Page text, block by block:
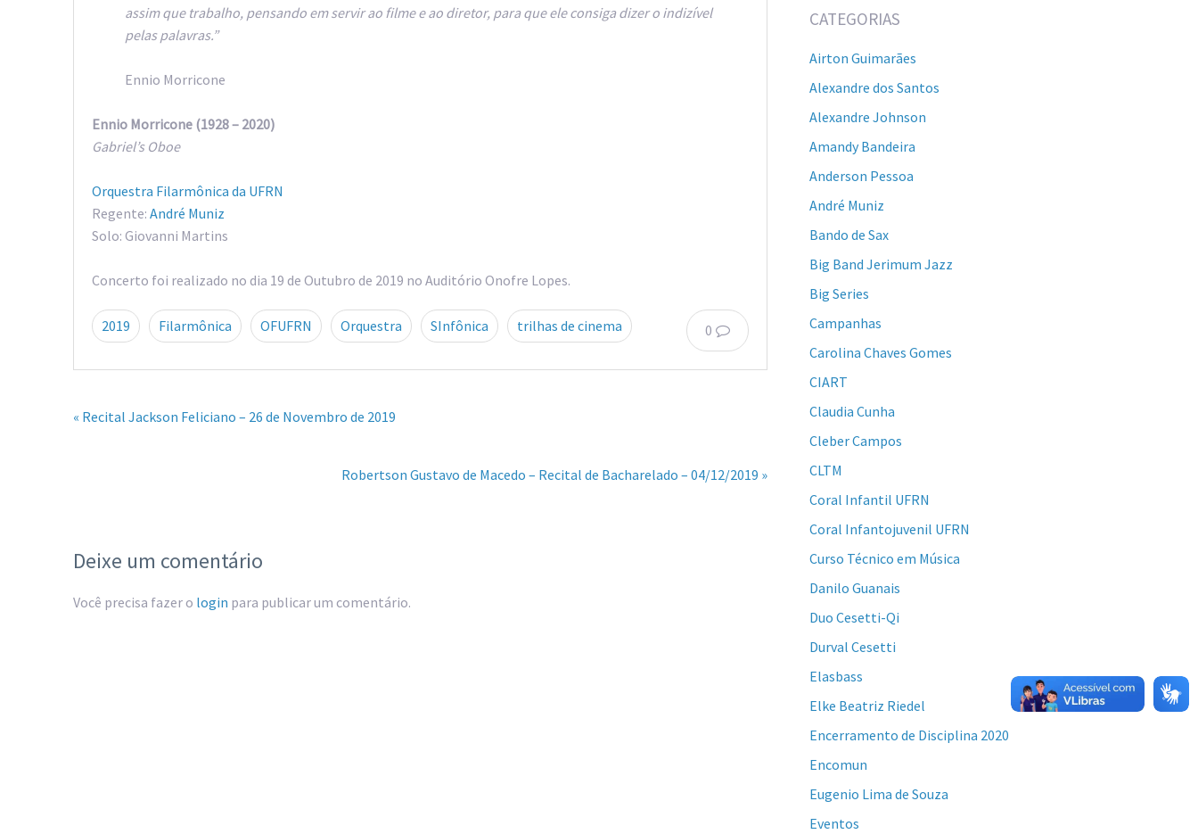
assim que trabalho, pensando em servir ao filme e ao diretor, para que ele consiga dizer o indizível
pelas palavras.”
Ennio Morricone
Ennio Morricone (1928 – 2020)
Gabriel’s Oboe
Orquestra Filarmônica da UFRN
Regente: André Muniz
Solo: Giovanni Martins
Concerto foi realizado no dia 19 de Outubro de 2019 no Auditório Onofre Lopes.
0
2019 Filarmônica OFUFRN Orquestra SInfônica trilhas de cinema
« Recital Jackson Feliciano – 26 de Novembro de 2019
Robertson Gustavo de Macedo – Recital de Bacharelado – 04/12/2019 »
Deixe um comentário
Você precisa fazer o login para publicar um comentário.
CATEGORIAS
Airton Guimarães
Alexandre dos Santos
Alexandre Johnson
Amandy Bandeira
Anderson Pessoa
André Muniz
Bando de Sax
Big Band Jerimum Jazz
Big Series
Campanhas
Carolina Chaves Gomes
CIART
Claudia Cunha
Cleber Campos
CLTM
Coral Infantil UFRN
Coral Infantojuvenil UFRN
Curso Técnico em Música
Danilo Guanais
Duo Cesetti-Qi
Durval Cesetti
Elasbass
Elke Beatriz Riedel
Encerramento de Disciplina 2020
Encomun
Eugenio Lima de Souza
Eventos